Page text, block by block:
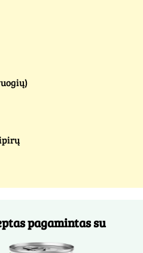
pagamintas su